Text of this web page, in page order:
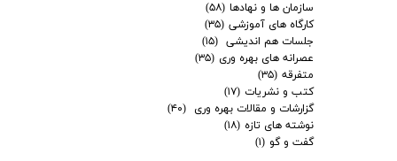
سازمان ها و نهادها (۵۸)
کارگاه های آموزشی (۳۵)
جلسات هم اندیشی (۱۵)
عصرانه های بهره وری (۳۵)
متفرقه (۳۵)
کتب و نشریات (۱۷)
گزارشات و مقالات بهره وری
(۴۰)
نوشته های تازه (۱۸)
گفت و گو (۱)